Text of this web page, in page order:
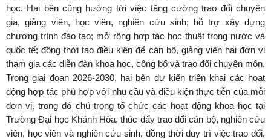
học. Hai bên cũng hướng tới việc tăng cường trao đổi chuyên
gia, giảng viên, học viên, nghiên cứu sinh; hỗ trợ xây dựng
chương trình đào tạo; mở rộng hợp tác học thuật trong nước và
quốc tế; đồng thời tạo điều kiện để cán bộ, giảng viên hai đơn vị
tham gia các diễn đàn khoa học, công bố và trao đổi chuyên môn.
Trong giai đoạn 2026-2030, hai bên dự kiến triển khai các hoạt
động hợp tác phù hợp với nhu cầu và điều kiện thực tiễn của mỗi
đơn vị, trong đó chú trọng tổ chức các hoạt động khoa học tại
Trường Đại học Khánh Hòa, thúc đẩy trao đổi cán bộ, nghiên cứu
viên, học viên và nghiên cứu sinh, đồng thời duy trì việc trao đổi,